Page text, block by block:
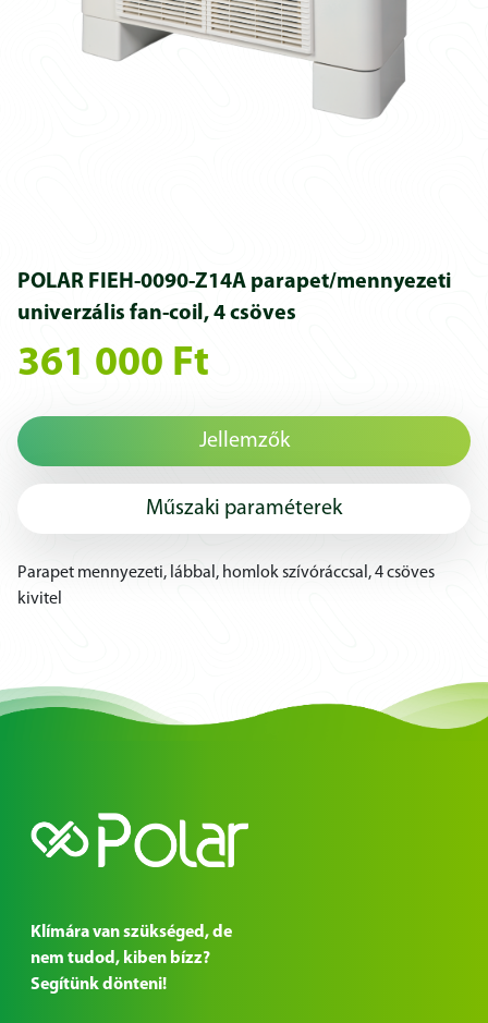
POLAR FIEH-0090-Z14A parapet/mennyezeti
univerzális fan-coil, 4 csöves
361 000 Ft
Jellemzők
Műszaki paraméterek
Parapet mennyezeti, lábbal, homlok szívóráccsal, 4 csöves
kivitel
Klímára van szükséged, de
nem tudod, kiben bízz?
Segítünk dönteni!